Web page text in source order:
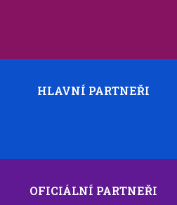
HLAVNÍ PARTNEŘI
OFICIÁLNÍ PARTNEŘI